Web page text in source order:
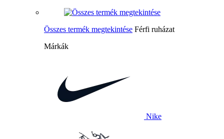
Összes termék megtekintése Férfi ruházat
Márkák
Nike